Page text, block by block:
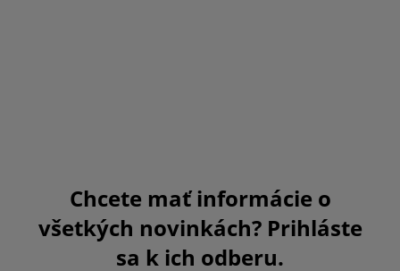
Chcete mať informácie o
všetkých novinkách? Prihláste
sa k ich odberu.